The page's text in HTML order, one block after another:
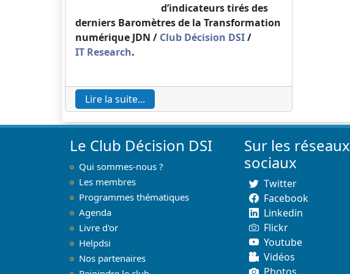
d’indicateurs tirés des
derniers Baromètres de la Transformation
numérique JDN / Club Décision DSI/
IT Research.
Lire la suite...
Le Club Décision DSI
Qui sommes-nous ?
Les membres
Programmes thématiques
Agenda
Livre d'or
Helpdsi
Nos partenaires
Sur les réseaux
sociaux
Twitter
Facebook
Linkedin
Flickr
Youtube
Vidéos